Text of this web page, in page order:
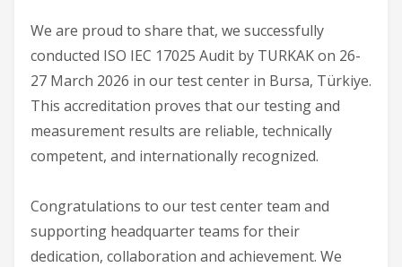
We are proud to share that, we successfully
conducted ISO IEC 17025 Audit by TURKAK on 26-
27 March 2026 in our test center in Bursa, Türkiye.
This accreditation proves that our testing and
measurement results are reliable, technically
competent, and internationally recognized.
Congratulations to our test center team and
supporting headquarter teams for their
dedication, collaboration and achievement. We